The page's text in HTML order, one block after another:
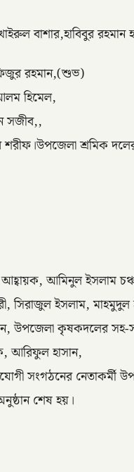
বাশার,হাবিবুর রহমান
রহমান,(শুভ)
হিমেল,
সজীব,,
শরীফ।উপজেলা শ্রমিক
আহ্বায়ক, আমিনুল ইসলাম
সিরাজুল ইসলাম,
উপজেলা কৃষকদলের সহ-
আরিফুল হাসান,
সংগঠনের নেতাকর্মী
শেষ হয়।